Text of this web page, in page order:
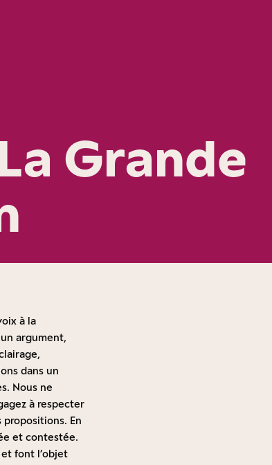
Grande
à la
argument,
dans un
Nous ne
à respecter
En
et contestée.
font l’objet